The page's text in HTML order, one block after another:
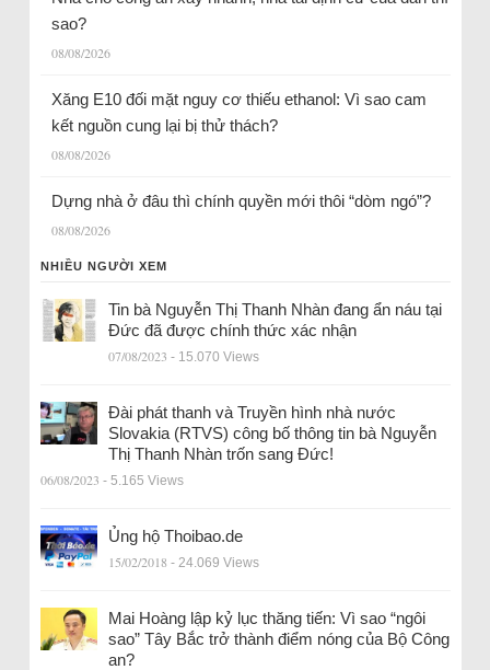
sao?
08/08/2026
Xăng E10 đối mặt nguy cơ thiếu ethanol: Vì sao cam
kết nguồn cung lại bị thử thách?
08/08/2026
Dựng nhà ở đâu thì chính quyền mới thôi “dòm ngó”?
08/08/2026
NHIỀU NGƯỜI XEM
Tin bà Nguyễn Thị Thanh Nhàn đang ẩn náu tại
Đức đã được chính thức xác nhận
07/08/2023 - 15.070 Views
Đài phát thanh và Truyền hình nhà nước
Slovakia (RTVS) công bố thông tin bà Nguyễn
Thị Thanh Nhàn trốn sang Đức!
06/08/2023 - 5.165 Views
Ủng hộ Thoibao.de
15/02/2018 - 24.069 Views
Mai Hoàng lập kỷ lục thăng tiến: Vì sao “ngôi
sao” Tây Bắc trở thành điểm nóng của Bộ Công
an?